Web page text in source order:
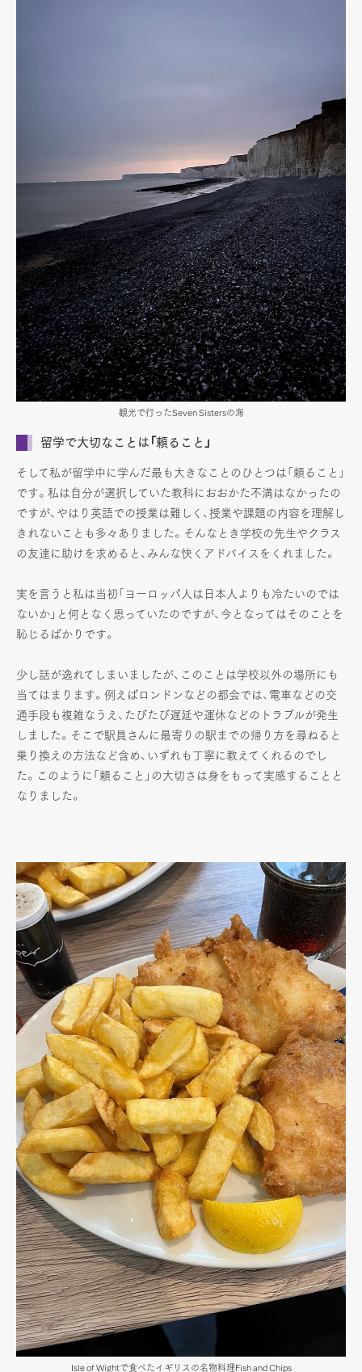
観光で行ったSeven Sistersの海
留学で大切なことは「頼ること」
そして私が留学中に学んだ最も大きなことのひとつは「頼ること」
です。私は自分が選択していた教科におおかた不満はなかったの
ですが、やはり英語での授業は難しく、授業や課題の内容を理解し
きれないことも多々ありました。そんなとき学校の先生やクラス
の友達に助けを求めると、みんな快くアドバイスをくれました。
実を言うと私は当初「ヨーロッパ人は日本人よりも冷たいのでは
ないか」と何となく思っていたのですが、今となってはそのことを
恥じるばかりです。
少し話が逸れてしまいましたが、このことは学校以外の場所にも
当てはまります。例えばロンドンなどの都会では、電車などの交
通手段も複雑なうえ、たびたび遅延や運休などのトラブルが発生
しました。そこで駅員さんに最寄りの駅までの帰り方を尋ねると
乗り換えの方法など含め、いずれも丁寧に教えてくれるのでし
た。このように「頼ること」の大切さは身をもって実感することと
なりました。
Isle of Wightで食べたイギリスの名物料理Fish and Chips